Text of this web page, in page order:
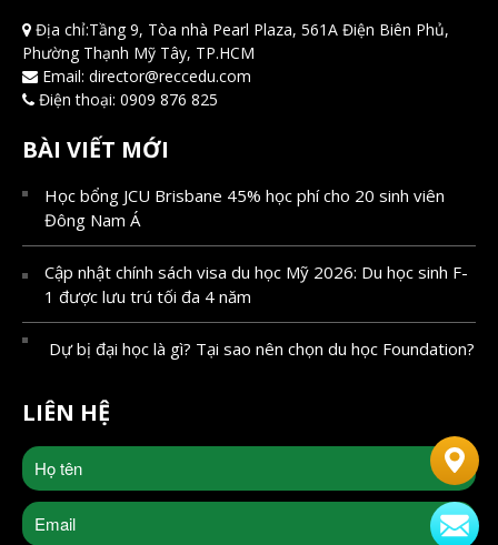
Địa chỉ:Tầng 9, Tòa nhà Pearl Plaza, 561A Điện Biên Phủ,
Phường Thạnh Mỹ Tây, TP.HCM
Email: director@reccedu.com
Điện thoại: 0909 876 825
BÀI VIẾT MỚI
Học bổng JCU Brisbane 45% học phí cho 20 sinh viên
Đông Nam Á
Cập nhật chính sách visa du học Mỹ 2026: Du học sinh F-
1 được lưu trú tối đa 4 năm
Dự bị đại học là gì? Tại sao nên chọn du học Foundation?
LIÊN HỆ